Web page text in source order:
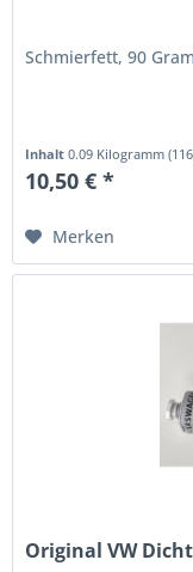
Schmierfett, 90
Inhalt0.09 Kilogramm
10,50 € *
Merken
Original VW